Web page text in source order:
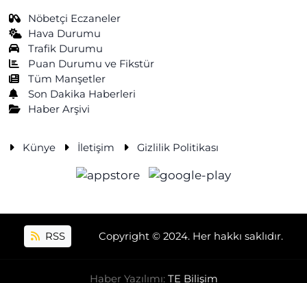
Nöbetçi Eczaneler
Hava Durumu
Trafik Durumu
Puan Durumu ve Fikstür
Tüm Manşetler
Son Dakika Haberleri
Haber Arşivi
Künye İletişim Gizlilik Politikası
RSS Copyright © 2024. Her hakkı saklıdır.
Haber Yazılımı: TE Bilişim